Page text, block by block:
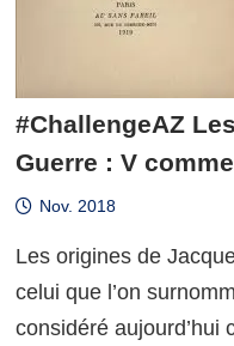
#ChallengeAZ
Guerre : V
Nov. 2018
Les origines de
celui que l’on
considéré aujourd’hui